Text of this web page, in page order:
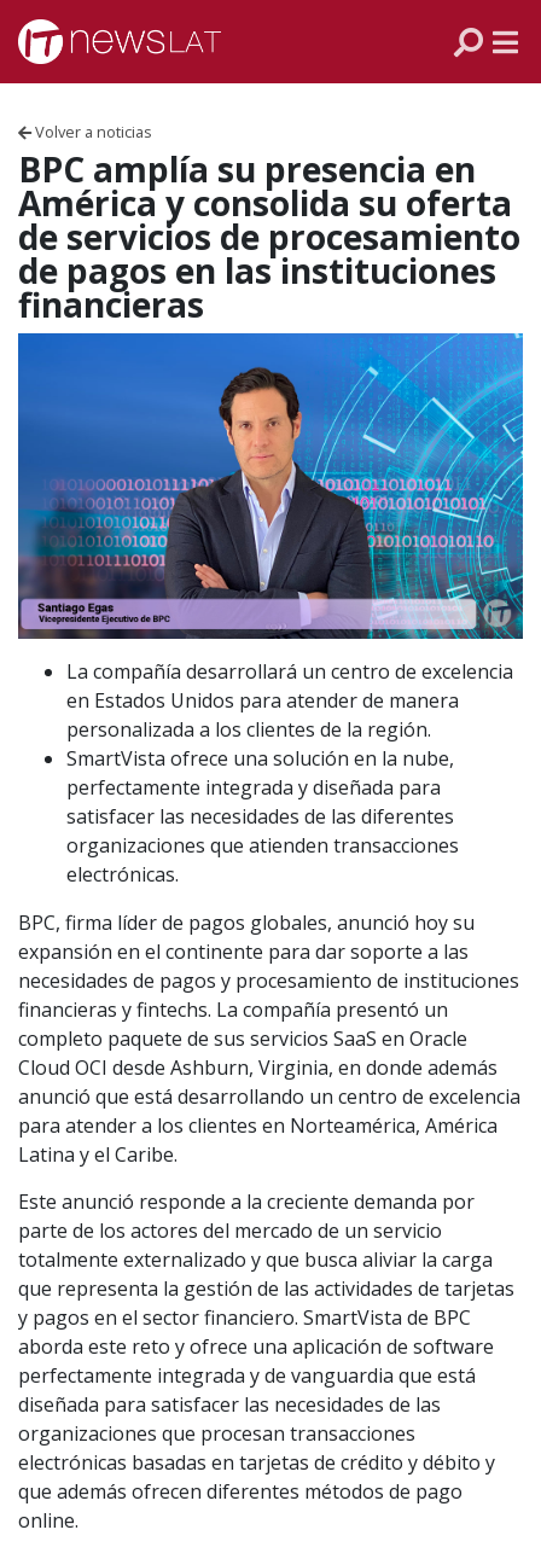
Skip to content
Volver a noticias
BPC amplía su presencia en
América y consolida su oferta
de servicios de procesamiento
de pagos en las instituciones
financieras
La compañía desarrollará un centro de excelencia
en Estados Unidos para atender de manera
personalizada a los clientes de la región.
SmartVista ofrece una solución en la nube,
perfectamente integrada y diseñada para
satisfacer las necesidades de las diferentes
organizaciones que atienden transacciones
electrónicas.
BPC, firma líder de pagos globales, anunció hoy su
expansión en el continente para dar soporte a las
necesidades de pagos y procesamiento de instituciones
financieras y fintechs. La compañía presentó un
completo paquete de sus servicios SaaS en Oracle
Cloud OCI desde Ashburn, Virginia, en donde además
anunció que está desarrollando un centro de excelencia
para atender a los clientes en Norteamérica, América
Latina y el Caribe.
Este anunció responde a la creciente demanda por
parte de los actores del mercado de un servicio
totalmente externalizado y que busca aliviar la carga
que representa la gestión de las actividades de tarjetas
y pagos en el sector financiero. SmartVista de BPC
aborda este reto y ofrece una aplicación de software
perfectamente integrada y de vanguardia que está
diseñada para satisfacer las necesidades de las
organizaciones que procesan transacciones
electrónicas basadas en tarjetas de crédito y débito y
que además ofrecen diferentes métodos de pago
online.
ECUADOR
PERÚ
CHILE
ARGENTINA
MÉXICO